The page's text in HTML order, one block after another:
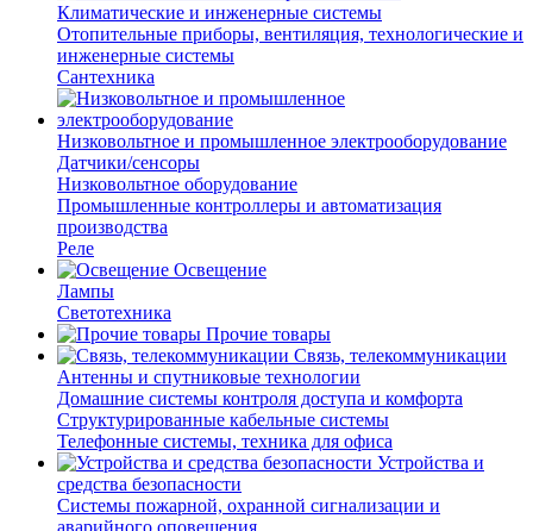
Климатические и инженерные системы
Отопительные приборы, вентиляция, технологические и
инженерные системы
Сантехника
Низковольтное и промышленное электрооборудование
Датчики/сенсоры
Низковольтное оборудование
Промышленные контроллеры и автоматизация
производства
Реле
Освещение
Лампы
Светотехника
Прочие товары
Связь, телекоммуникации
Антенны и спутниковые технологии
Домашние системы контроля доступа и комфорта
Структурированные кабельные системы
Телефонные системы, техника для офиса
Устройства и
средства безопасности
Системы пожарной, охранной сигнализации и
аварийного оповещения